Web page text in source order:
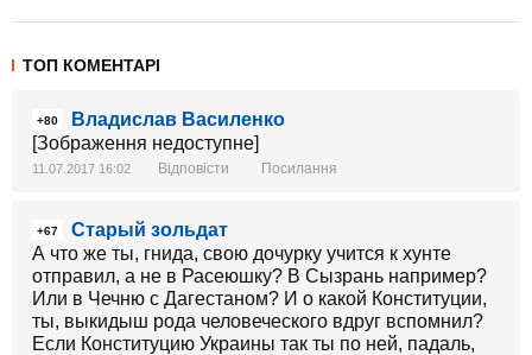
ТОП КОМЕНТАРІ
+80
Владислав Василенко
[Зображення недоступне]
11.07.2017 16:02 Відповісти Посилання
+67
Старый зольдат
А что же ты, гнида, свою дочурку учится к хунте
отправил, а не в Расеюшку? В Сызрань например?
Или в Чечню с Дагестаном? И о какой Конституции,
ты, выкидыш рода человеческого вдруг вспомнил?
Если Конституцию Украины так ты по ней, падаль,